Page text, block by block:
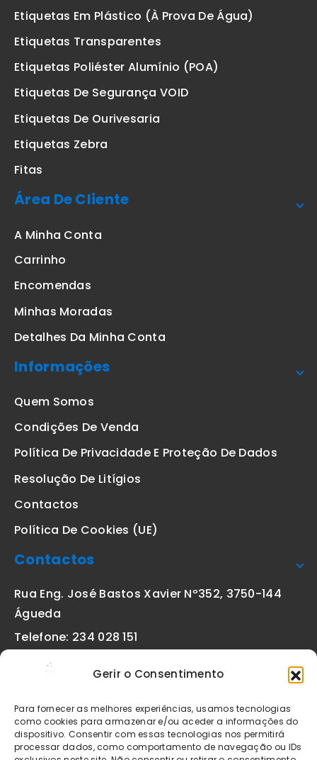
Gerir o Consentimento
Para fornecer as melhores experiências, usamos tecnologias
como cookies para armazenar e/ou aceder a informações do
dispositivo. Consentir com essas tecnologias nos permitirá
processar dados, como comportamento de navegação ou IDs
Etiquetas Em Plástico (à Prova De Água)
Etiquetas Transparentes
Etiquetas Poliéster Alumínio (POA)
Etiquetas De Segurança VOID
Etiquetas De Ourivesaria
Etiquetas Zebra
Fitas
Área De Cliente
A Minha Conta
Carrinho
Encomendas
Minhas Moradas
Detalhes Da Minha Conta
Informações
Quem Somos
Condições De Venda
Política De Privacidade E Proteção De Dados
Resolução De Litígios
Contactos
Política De Cookies (UE)
Contactos
Rua Eng. José Bastos Xavier Nº352, 3750-144
Águeda
Telefone: 234 028 151
geral@etiquetas-online.pt
Os preços indicados incluem IVA à taxa legal em vigor. Todos